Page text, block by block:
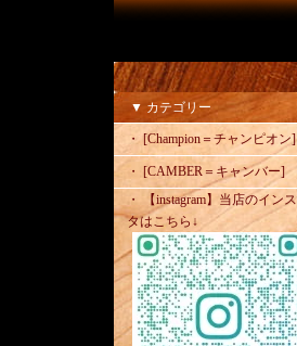
▼ カテゴリー
・ [Champion＝チャンピオン]
・ [CAMBER＝キャンバー]
・ 【instagram】当店のインス
タはこちら↓